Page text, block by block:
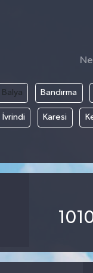
Balya Bandırma
İvrindi Karesi